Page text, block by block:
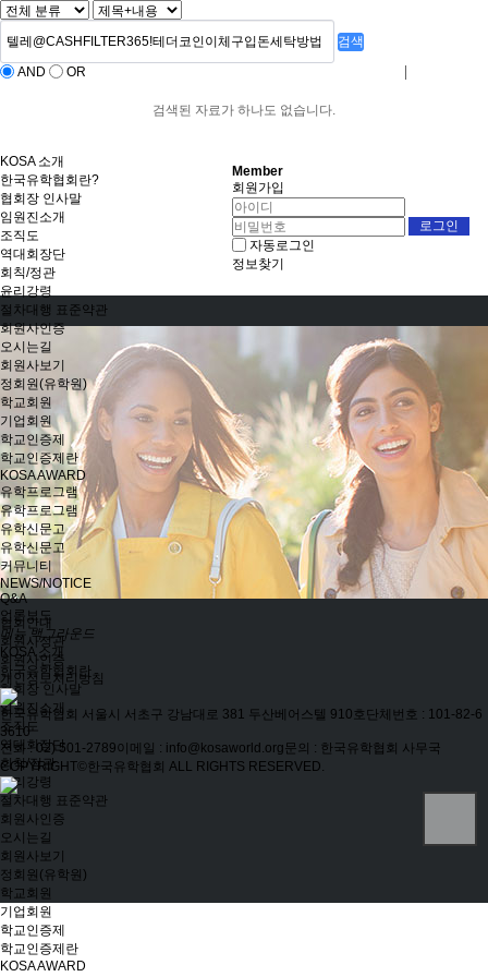
KOSA 소개
한국유학협회란?
협회장 인사말
임원진소개
조직도
역대회장단
회칙/정관
윤리강령
절차대행 표준약관
회원사인증
오시는길
회원사보기
정회원(유학원)
학교회원
기업회원
학교인증제
학교인증제란
KOSA AWARD
유학프로그램
유학프로그램
유학신문고
유학신문고
커뮤니티
NEWS/NOTICE
Q&A
언론보도
메뉴 백그라운드
KOSA 소개
한국유학협회란
협회장 인사말
임원진소개
조직도
역대회장단
회칙/정관
윤리강령
절차대행 표준약관
회원사인증
오시는길
회원사보기
정회원(유학원)
학교회원
기업회원
학교인증제
학교인증제란
KOSA AWARD
검색
AND OR
검색된 자료가 하나도 없습니다.
Member
회원가입
자동로그인
정보찾기
협회안내
회원사정관
회원사인증
개인정보처리방침
한국유학협회 서울시 서초구 강남대로 381 두산베어스텔 910호 단체번호 : 101-82-6
3610
전화 : 02) 501-2789이메일 : info@kosaworld.org문의 : 한국유학협회 사무국
COPYRIGHT©한국유학협회 ALL RIGHTS RESERVED.